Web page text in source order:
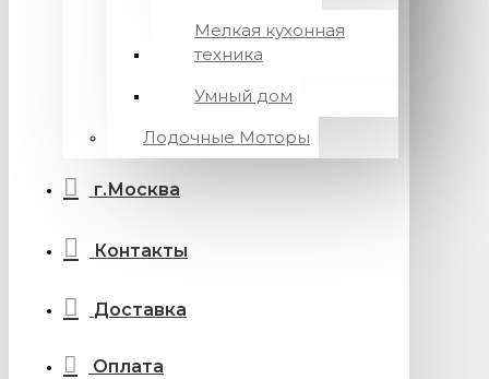
Мелкая кухонная
техника
Умный дом
Лодочные Моторы
г.Москва
Контакты
Доставка
Оплата